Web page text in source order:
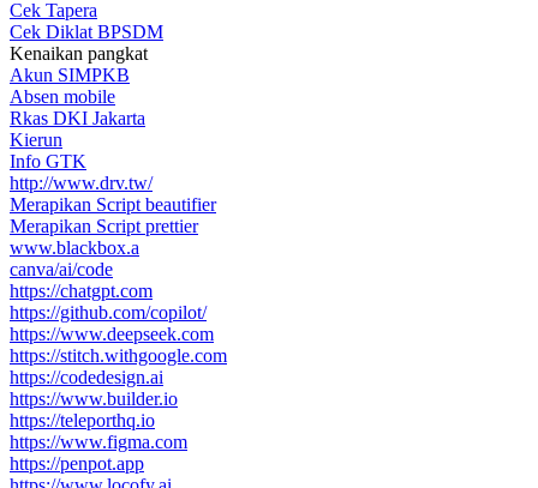
Cek Tapera
Cek Diklat BPSDM
Kenaikan pangkat
Akun SIMPKB
Absen mobile
Rkas DKI Jakarta
Kierun
Info GTK
http://www.drv.tw/
Merapikan Script beautifier
Merapikan Script prettier
www.blackbox.a
canva/ai/code
https://chatgpt.com
https://github.com/copilot/
https://www.deepseek.com
https://stitch.withgoogle.com
https://codedesign.ai
https://www.builder.io
https://teleporthq.io
https://www.figma.com
https://penpot.app